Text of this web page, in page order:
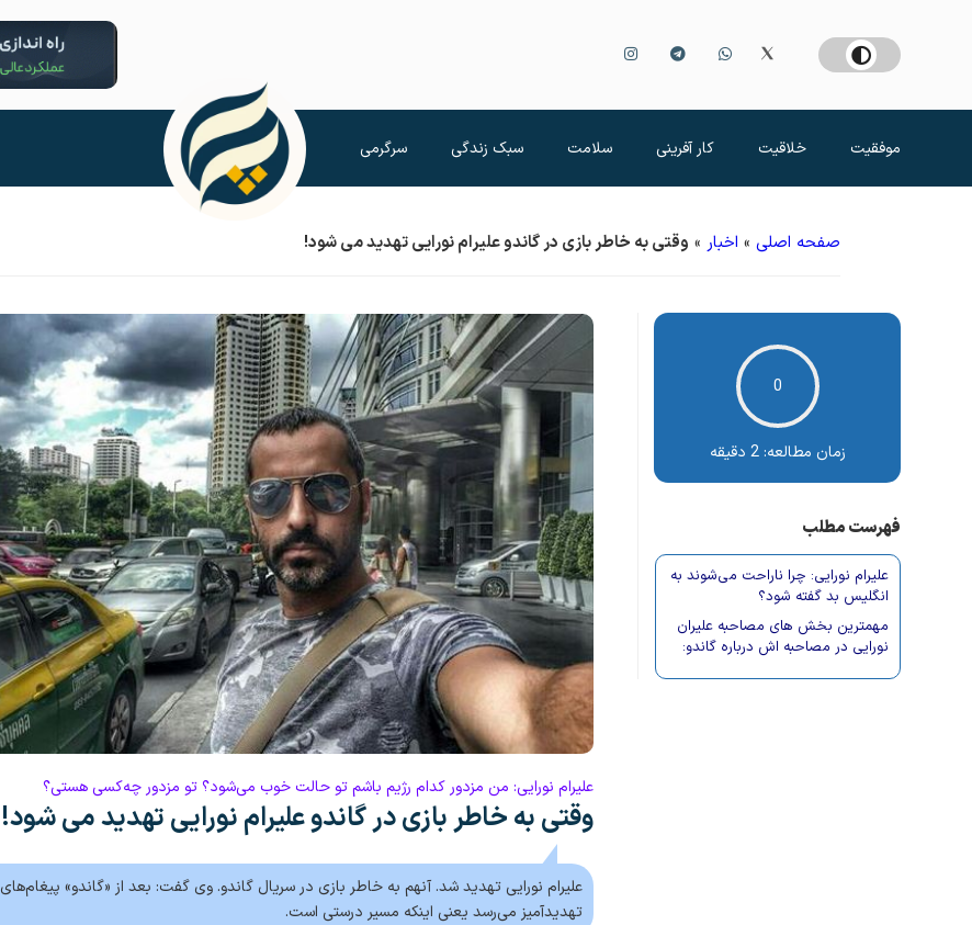
موفقیت خلاقیت کار آفرینی سلامت سبک زندگی سرگرمی
صفحه اصلی » اخبار » وقتی به خاطر بازی در گاندو علیرام نورایی تهدید می شود!
علیرام نورایی: من مزدور کدام رژیم باشم تو حالت خوب می‌شود؟ تو مزدور چه‌کسی هستی؟
وقتی به خاطر بازی در گاندو علیرام نورایی تهدید می شود!
علیرام نورایی تهدید شد. آنهم به خاطر بازی در سریال گاندو. وی گفت: بعد از «گاندو» پیغام‌های
تهدیدآمیز می‌رسد یعنی اینکه مسیر درستی است.
0
زمان مطالعه:2 دقیقه
فهرست مطلب
علیرام نورایی: چرا ناراحت می‌شوند به
انگلیس بد گفته شود؟
مهمترین بخش های مصاحبه علیران
نورایی در مصاحبه اش درباره گاندو: